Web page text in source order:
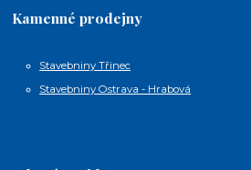
Kamenné prodejny
Stavebniny Třinec
Stavebniny Ostrava - Hrabová